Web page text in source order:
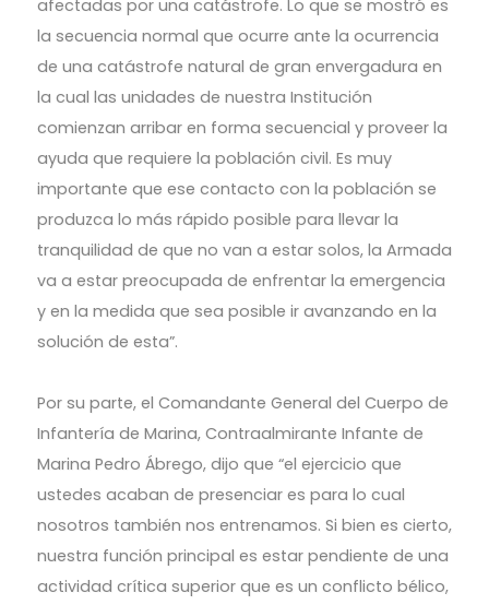
afectadas por una catástrofe. Lo que se mostró es
la secuencia normal que ocurre ante la ocurrencia
de una catástrofe natural de gran envergadura en
la cual las unidades de nuestra Institución
comienzan arribar en forma secuencial y proveer la
ayuda que requiere la población civil. Es muy
importante que ese contacto con la población se
produzca lo más rápido posible para llevar la
tranquilidad de que no van a estar solos, la Armada
va a estar preocupada de enfrentar la emergencia
y en la medida que sea posible ir avanzando en la
solución de esta”.
Por su parte, el Comandante General del Cuerpo de
Infantería de Marina, Contraalmirante Infante de
Marina Pedro Ábrego, dijo que “el ejercicio que
ustedes acaban de presenciar es para lo cual
nosotros también nos entrenamos. Si bien es cierto,
nuestra función principal es estar pendiente de una
actividad crítica superior que es un conflicto bélico,